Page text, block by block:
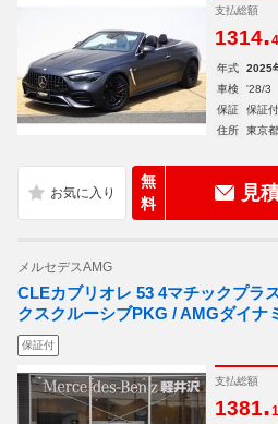
支払総額
1314.4
年式 2025
車検
'28/3
保証
保証付
住所
東京
無
料
見
メルセデスAMG
CLEカブリオレ 53 4マチックプラ
クスクルーシブPKG / AMGダイナ
保証付
支払総額
1381.1